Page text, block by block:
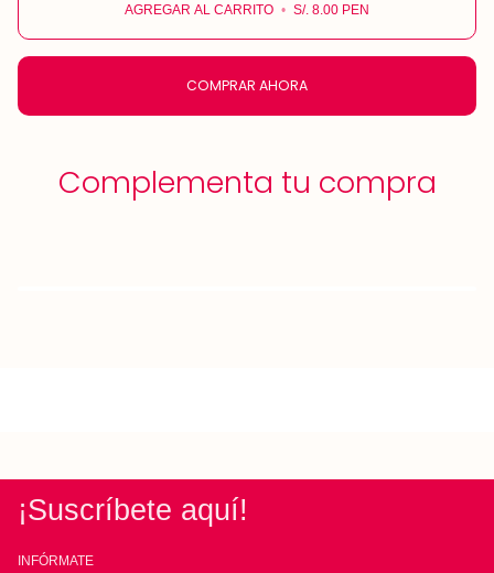
AGREGAR AL CARRITO • S/. 8.00 PEN
COMPRAR AHORA
Complementa tu compra
¡Suscríbete aquí!
INFÓRMATE